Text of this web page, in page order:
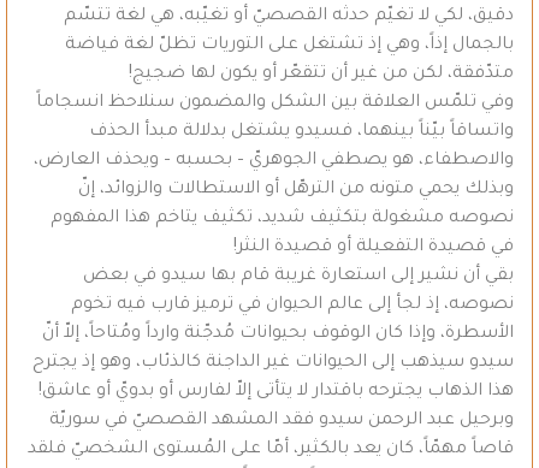
دقيق، لكي لا تغيّم حدثه القصصيّ أو تغيّبه، هي لغة تتسّم
بالجمال إذاً، وهي إذ تشتغل على التوريات تظلّ لغة فياضة
متدّفقة، لكن من غير أن تتقعّر أو يكون لها ضجيج!
وفي تلمّس العلاقة بين الشكل والمضمون سنلاحظ انسجاماً
واتساقاً بيّناً بينهما، فسيدو يشتغل بدلالة مبدأ الحذف
والاصطفاء، هو يصطفي الجوهريّ – بحسبه – ويحذف العارض،
وبذلك يحمي متونه من الترهّل أو الاستطالات والزوائد، إنّ
نصوصه مشغولة بتكثيف شديد، تكثيف يتاخم هذا المفهوم
في قصيدة التفعيلة أو قصيدة النثر!
بقي أن نشير إلى استعارة غريبة قام بها سيدو في بعض
نصوصه، إذ لجأ إلى عالم الحيوان في ترميز قارب فيه تخوم
الأسطرة، وإذا كان الوقوف بحيوانات مُدجّنة وارداً ومُتاحاً، إلاّ أنّ
سيدو سيذهب إلى الحيوانات غير الداجنة كالذئاب، وهو إذ يجترح
هذا الذهاب يجترحه باقتدار لا يتأتى إلاّ لفارس أو بدويّ أو عاشق!
وبرحيل عبد الرحمن سيدو فقد المشهد القصصيّ في سوريّة
قاصاً مهمّاً، كان يعد بالكثير، أمّا على المُستوى الشخصيّ فلقد